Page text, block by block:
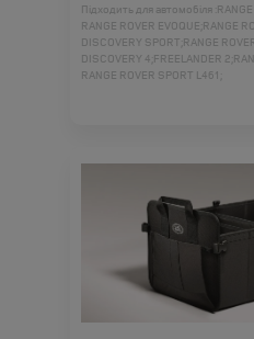
Підходить для автомобіля :
RANGE ROVER EVOQUE; RANGE
DISCOVERY SPORT; RANGE
DISCOVERY 4; FREELANDER 2;
RANGE ROVER SPORT L461;